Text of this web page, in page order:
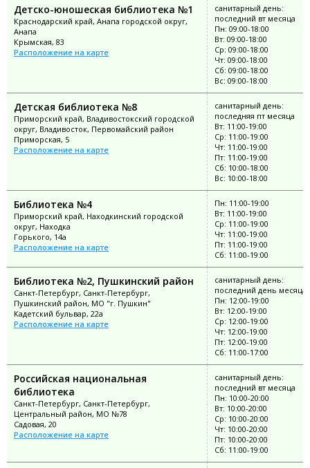
Детско-юношеская библиотека №1
Краснодарский край, Анапа городской округ,
Анапа
Крымская, 83
Расположение на карте
санитарный день:
последний вт месяца
Пн: 09:00-18:00
Вт: 09:00-18:00
Ср: 09:00-18:00
Чт: 09:00-18:00
Сб: 09:00-18:00
Вс: 09:00-18:00
Детская библиотека №8
Приморский край, Владивостокский городской
округ, Владивосток, Первомайский район
Приморская, 5
Расположение на карте
санитарный день:
последняя пт месяца
Вт: 11:00-19:00
Ср: 11:00-19:00
Чт: 11:00-19:00
Пт: 11:00-19:00
Сб: 10:00-18:00
Вс: 10:00-18:00
Библиотека №4
Приморский край, Находкинский городской
округ, Находка
Горького, 14а
Расположение на карте
Пн: 11:00-19:00
Вт: 11:00-19:00
Ср: 11:00-19:00
Чт: 11:00-19:00
Пт: 11:00-19:00
Сб: 11:00-19:00
Библиотека №2, Пушкинский район
Санкт-Петербург, Санкт-Петербург,
Пушкинский район, МО "г. Пушкин"
Кадетский бульвар, 22а
Расположение на карте
санитарный день:
последний день месяца
Пн: 12:00-19:00
Вт: 12:00-19:00
Ср: 12:00-19:00
Чт: 12:00-19:00
Пт: 12:00-19:00
Сб: 11:00-17:00
Российская национальная
библиотека
Санкт-Петербург, Санкт-Петербург,
Центральный район, МО №78
Садовая, 20
Расположение на карте
санитарный день:
последний вт месяца
Пн: 10:00-20:00
Вт: 10:00-20:00
Ср: 10:00-20:00
Чт: 10:00-20:00
Пт: 10:00-20:00
Сб: 11:00-19:00